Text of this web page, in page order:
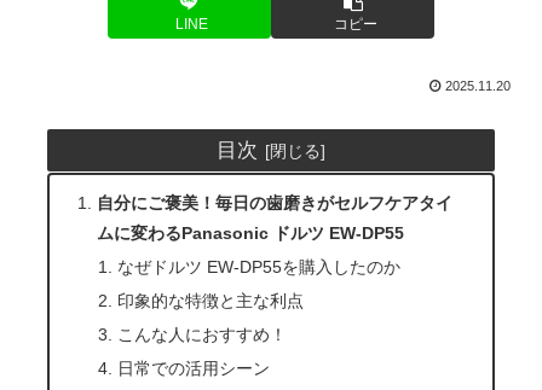
LINE コピー
2025.11.20
目次
自分にご褒美！毎日の歯磨きがセルフケアタイ
ムに変わるPanasonic ドルツ EW-DP55
なぜドルツ EW-DP55を購入したのか
印象的な特徴と主な利点
こんな人におすすめ！
日常での活用シーン